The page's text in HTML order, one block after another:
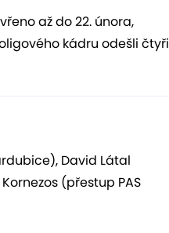
až do 22. února,
kádru odešli čtyři
David Látal
(přestup PAS